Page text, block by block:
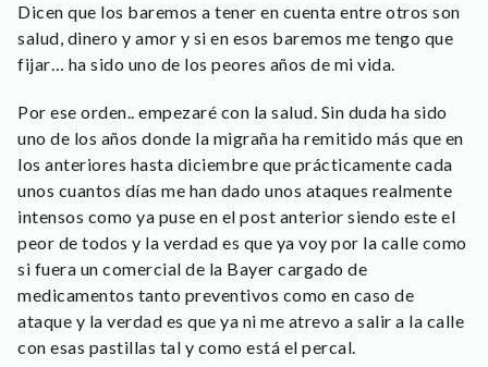
Dicen que los baremos a tener en cuenta entre otros son
salud, dinero y amor y si en esos baremos me tengo que
fijar… ha sido uno de los peores años de mi vida.
Por ese orden.. empezaré con la salud. Sin duda ha sido
uno de los años donde la migraña ha remitido más que en
los anteriores hasta diciembre que prácticamente cada
unos cuantos días me han dado unos ataques realmente
intensos como ya puse en el post anterior siendo este el
peor de todos y la verdad es que ya voy por la calle como
si fuera un comercial de la Bayer cargado de
medicamentos tanto preventivos como en caso de
ataque y la verdad es que ya ni me atrevo a salir a la calle
con esas pastillas tal y como está el percal.